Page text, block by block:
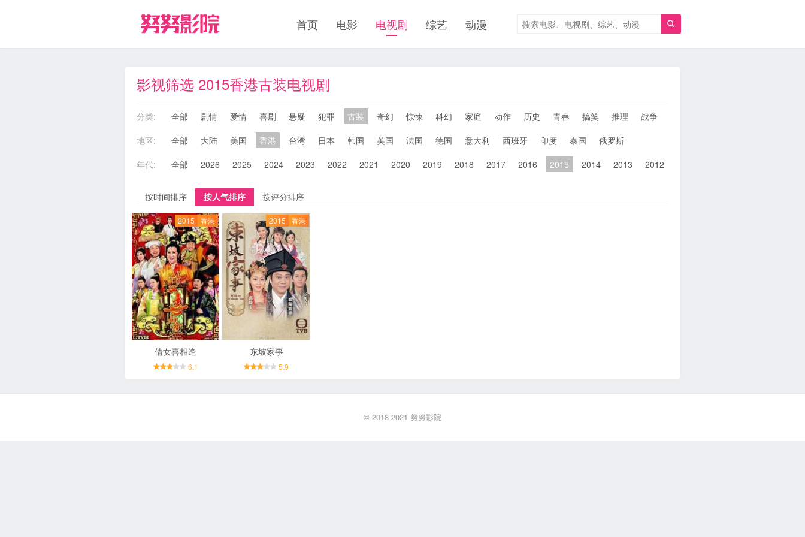

首页 电影 电视剧 综艺 动漫
影视筛选 2015香港古装电视剧
分类: 全部 剧情 爱情 喜剧 悬疑 犯罪 古装 奇幻 惊悚 科幻 家庭 动作 历史 青春 搞笑 推理 战争
地区:
全部 大陆 美国 香港 台湾 日本 韩国 英国 法国 德国 意大利 西班牙 印度 泰国
俄罗斯
年代:
全部 2026 2025 2024 2023 2022 2021 2020 2019 2018 2017 2016 2015 2014 2013 2012
按时间排序 按人气排序 按评分排序
2015 香港
倩女喜相逢
6.1
2015 香港
东坡家事
5.9
© 2018-2021 努努影院